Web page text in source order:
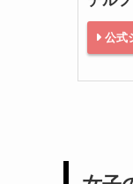
こちら